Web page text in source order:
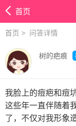
首页
首页 > 问答详情
树的疤痕
我脸上的痘疤和痘
这些年一直伴随着
了，不仅对我形象